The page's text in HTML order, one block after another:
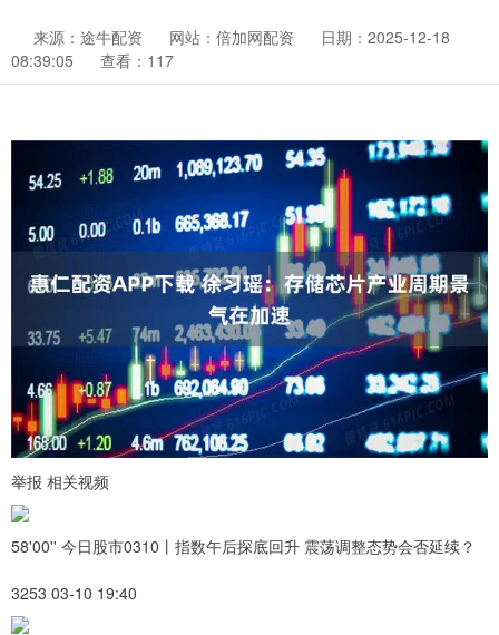
来源：途牛配资 网站：倍加网配资
日期：2025-12-18
08:39:05
查看：117
举报 相关视频
58'00'' 今日股市0310丨指数午后探底回升 震荡调整态势会否延续？
3253 03-10 19:40